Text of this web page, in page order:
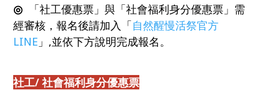
◎
「社工優惠票」與「社會福利身分優惠票」需
經審核，報名後請加入「自然醒慢活祭官方
LINE 」,並依下方說明完成報名。
社工/ 社會福利身分優惠票